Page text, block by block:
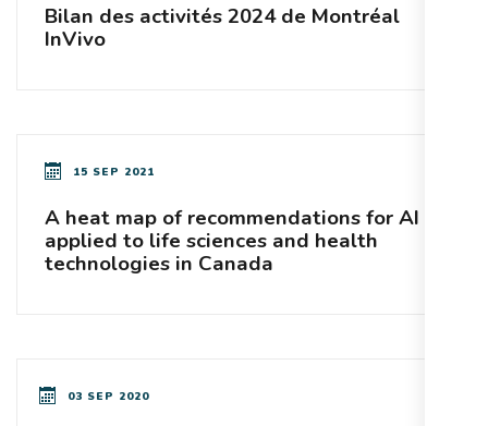
Bilan des activités 2024 de Montréal
InVivo
15 SEP 2021
A heat map of recommendations for AI
applied to life sciences and health
technologies in Canada
03 SEP 2020